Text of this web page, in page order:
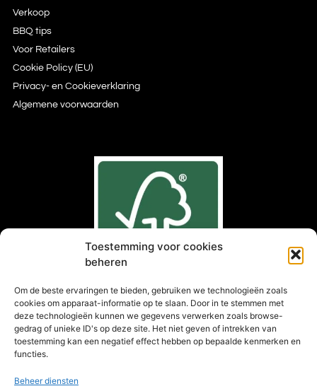
Toestemming voor cookies
beheren
Om de beste ervaringen te bieden, gebruiken we technologieën zoals
cookies om apparaat-informatie op te slaan. Door in te stemmen met
deze technologieën kunnen we gegevens verwerken zoals browse-
gedrag of unieke ID's op deze site. Het niet geven of intrekken van
toestemming kan een negatief effect hebben op bepaalde kenmerken en
functies.
Beheer diensten
Verkoop
BBQ tips
Voor Retailers
Cookie Policy (EU)
Privacy- en Cookieverklaring
Algemene voorwaarden
Kies FSC®gecertificeerd hout